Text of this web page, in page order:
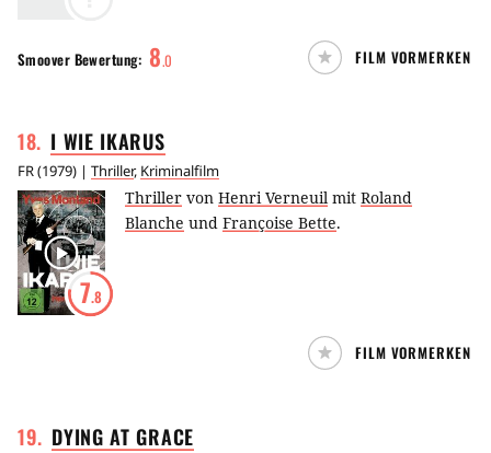
Smoover Bewertung: 8.0 FILM VORMERKEN
18. I WIE IKARUS
FR(1979) | Thriller, Kriminalfilm
7.8
Thriller von Henri Verneuil mit Roland
Blanche und Françoise Bette.
FILM VORMERKEN
19. DYING ATGRACE